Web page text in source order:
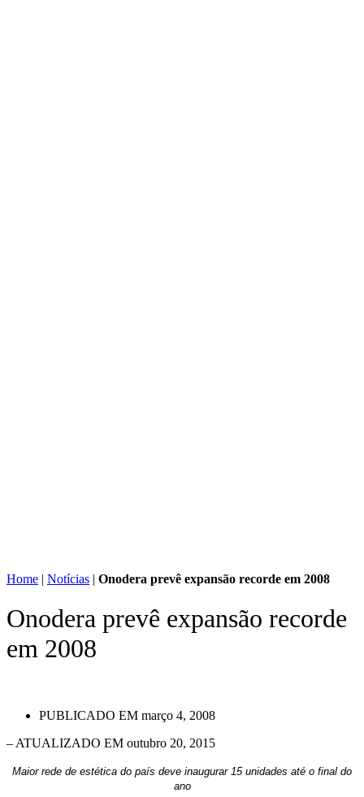
Home | Notícias | Onodera prevê expansão recorde em 2008
Onodera prevê expansão recorde
em 2008
PUBLICADO EM março 4, 2008
– ATUALIZADO EM outubro 20, 2015
Maior rede de estética do país deve inaugurar 15 unidades até o final do
ano